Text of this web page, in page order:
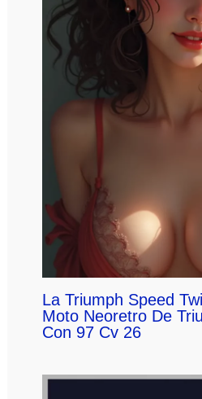
La Triumph Speed
Moto Neoretro De
Con 97 Cv 26